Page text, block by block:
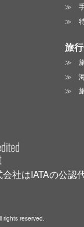
旅
社はIATAの公認
rights reserved.